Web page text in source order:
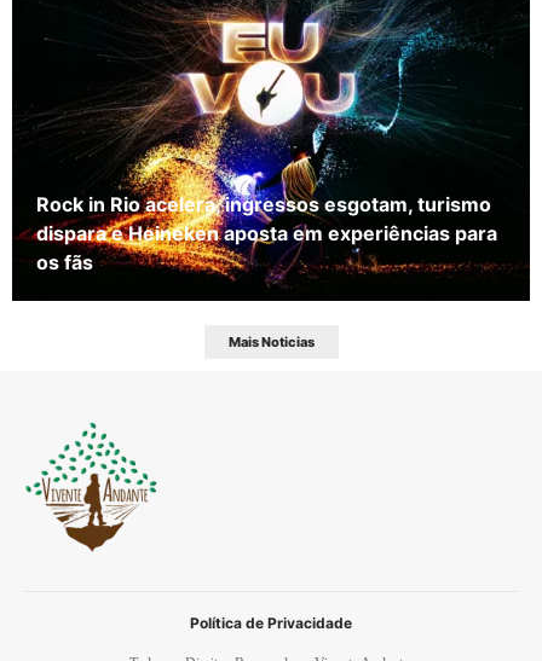
Rock in Rio acelera, ingressos esgotam, turismo
dispara e Heineken aposta em experiências para
os fãs
Mais Noticias
Política de Privacidade